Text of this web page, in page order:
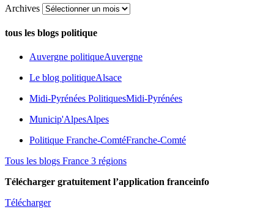
Archives
tous les blogs politique
Auvergne politiqueAuvergne
Le blog politiqueAlsace
Midi-Pyrénées PolitiquesMidi-Pyrénées
Municip'AlpesAlpes
Politique Franche-ComtéFranche-Comté
Tous les blogs France 3 régions
Télécharger gratuitement l’application franceinfo
Télécharger